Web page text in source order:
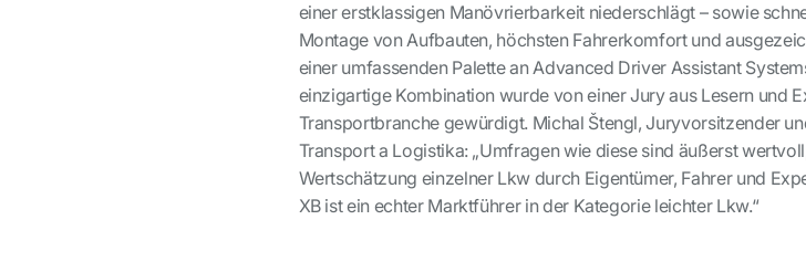
einer erstklassigen Manövrierbarkeit niederschlägt – sowie
Montage von Aufbauten, höchsten Fahrerkomfort und
einer umfassenden Palette an Advanced Driver Assistant
einzigartige Kombination wurde von einer Jury aus Lesern und
Transportbranche gewürdigt. Michal Štengl, Juryvorsitzender
Transport a Logistika: „Umfragen wie diese sind äußerst
Wertschätzung einzelner Lkw durch Eigentümer, Fahrer und
XB ist ein echter Marktführer in der Kategorie leichter Lkw.“